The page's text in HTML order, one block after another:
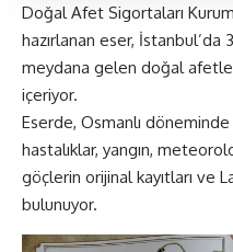
Doğal Afet Sigortaları
hazırlanan eser, İstanbul’da
meydana gelen doğal
içeriyor.
Eserde, Osmanlı
hastalıklar, yangın,
göçlerin orijinal kayıtları ve
bulunuyor.